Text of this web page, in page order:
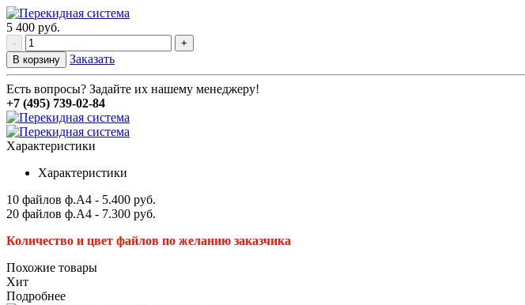
5 400 руб.
-
+
В корзину
Заказать
Есть вопросы? Задайте их нашему менеджеру!
+7 (495) 739-02-84
Характеристики
Характеристики
10 файлов ф.А4 - 5.400 руб.
20 файлов ф.А4 - 7.300 руб.
Количество и цвет файлов по желанию заказчика
Похожие товары
Хит
Подробнее